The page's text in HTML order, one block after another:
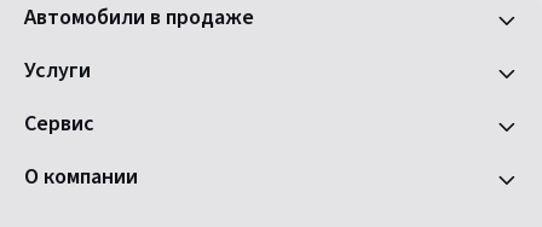
Автомобили в продаже
Услуги
Сервис
О компании